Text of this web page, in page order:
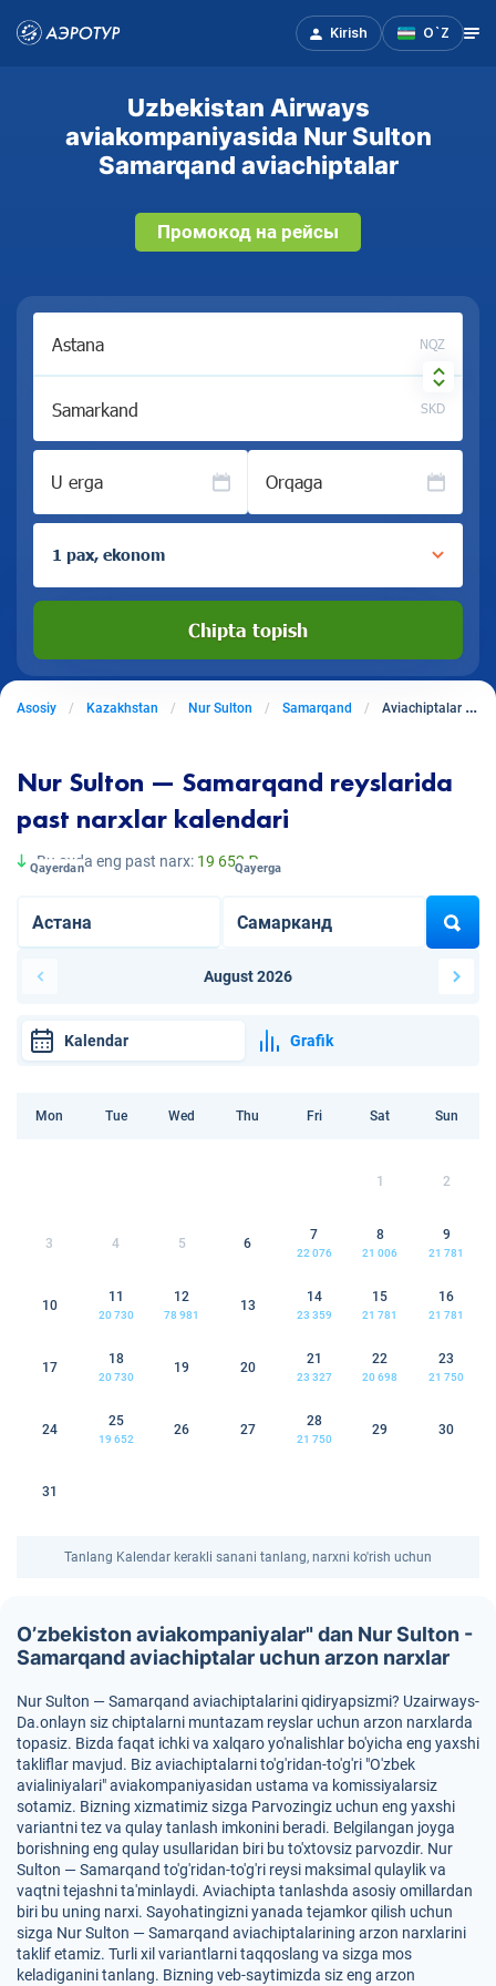
Kirish O`Z
Uzbekistan Airways
aviakompaniyasida Nur Sulton
Samarqand aviachiptalar
Промокод на рейсы
NQZ
SKD
U erga Orqaga
1 pax, ekonom
Chipta topish
Asosiy Kazakhstan Nur Sulton Samarqand Aviachiptalar Nur Sultondan Samarqandga
Nur Sulton — Samarqand reyslarida
past narxlar kalendari
Bu oyda eng past narx: 19 652 ₽
Qayerdan Qayerga
August 2026
Kalendar Grafik
Mon Tue Wed Thu Fri Sat Sun
1 2
3 4 5 6
7
22 076
8
21 006
9
21 781
10
11
20 730
12
78 981
13
14
23 359
15
21 781
16
21 781
17
18
20 730
19 20
21
23 327
22
20 698
23
21 750
24
25
19 652
26 27
28
21 750
29 30
31
Tanlang Kalendar kerakli sanani tanlang, narxni ko'rish uchun
O’zbekiston aviakompaniyalar" dan Nur Sulton -
Samarqand aviachiptalar uchun arzon narxlar
Nur Sulton — Samarqand aviachiptalarini qidiryapsizmi? Uzairways-
Da.onlayn siz chiptalarni muntazam reyslar uchun arzon narxlarda
topasiz. Bizda faqat ichki va xalqaro yo'nalishlar bo'yicha eng yaxshi
takliflar mavjud. Biz aviachiptalarni to'g'ridan-to'g'ri "O'zbek
avialiniyalari" aviakompaniyasidan ustama va komissiyalarsiz
sotamiz. Bizning xizmatimiz sizga Parvozingiz uchun eng yaxshi
variantni tez va qulay tanlash imkonini beradi. Belgilangan joyga
borishning eng qulay usullaridan biri bu to'xtovsiz parvozdir. Nur
Sulton — Samarqand to'g'ridan-to'g'ri reysi maksimal qulaylik va
vaqtni tejashni ta'minlaydi. Aviachipta tanlashda asosiy omillardan
biri bu uning narxi. Sayohatingizni yanada tejamkor qilish uchun
sizga Nur Sulton — Samarqand aviachiptalarining arzon narxlarini
taklif etamiz. Turli xil variantlarni taqqoslang va sizga mos
keladiganini tanlang. Bizning veb-saytimizda siz eng arzon